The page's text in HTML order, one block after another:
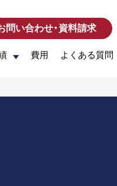
問い合わせ・資料請求
費用 よくある質問
問い合わせ・資料請求
費用 よくある質問